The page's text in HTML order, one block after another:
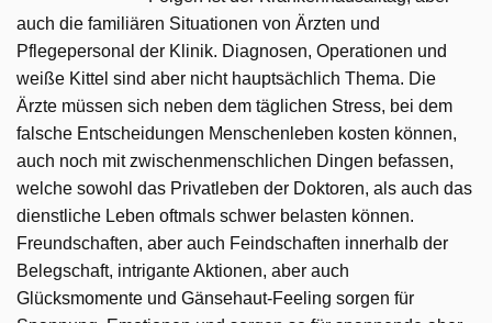
auch die familiären Situationen von Ärzten und
Pflegepersonal der Klinik. Diagnosen, Operationen und
weiße Kittel sind aber nicht hauptsächlich Thema. Die
Ärzte müssen sich neben dem täglichen Stress, bei dem
falsche Entscheidungen Menschenleben kosten können,
auch noch mit zwischenmenschlichen Dingen befassen,
welche sowohl das Privatleben der Doktoren, als auch das
dienstliche Leben oftmals schwer belasten können.
Freundschaften, aber auch Feindschaften innerhalb der
Belegschaft, intrigante Aktionen, aber auch
Glücksmomente und Gänsehaut-Feeling sorgen für